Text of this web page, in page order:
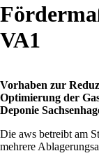
VA1
Vorhaben zur
Optimierung der
Deponie
Die aws betreibt am
mehrere